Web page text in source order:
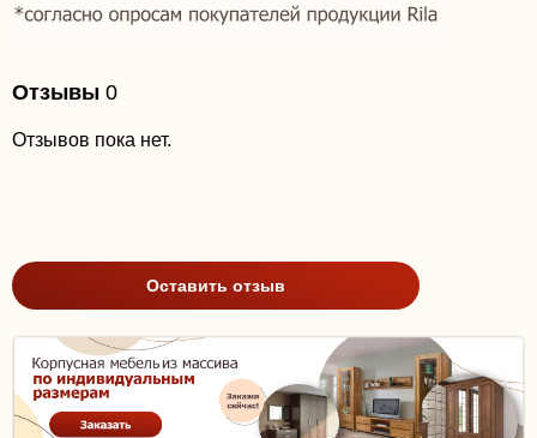
Отзывы 0
Отзывов пока нет.
Оставить отзыв